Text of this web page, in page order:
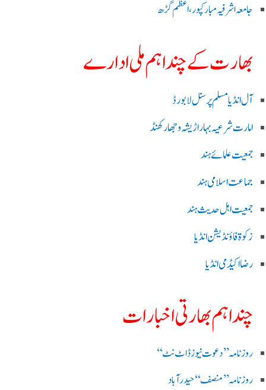
جامعہ اشرفیہ مبارکپور،اعظم گڑھ
بھارت کے چند اہم ملی ادارے
آل انڈیا مسلم پرسنل لا بورڈ
امارت شرعیہ بہار اڑیشہ و جھارکھنڈ
جمعیت علمائے ہند
جماعت اسلامی ہند
جمعیت اہل حدیث ہند
زکوۃ فاؤنڈیشن انڈیا
رضا اکیڈمی انڈیا
چند اہم بھارتی اخبارات
روز نامہ ’’ دعوت نیوز ڈاٹ نٹ‘‘
روزنامہ ’’ منصف‘‘ حیدر آباد